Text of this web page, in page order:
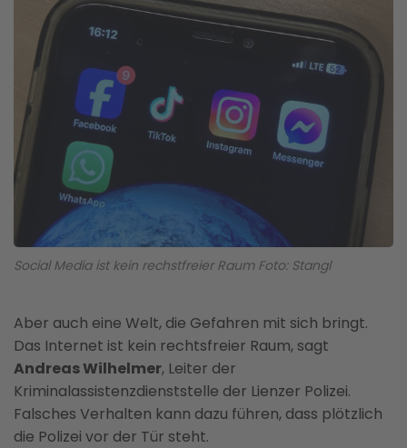
Social Media ist kein rechstfreier Raum Foto: Stangl
Aber auch eine Welt, die Gefahren mit sich bringt.
Das Internet ist kein rechtsfreier Raum, sagt
Andreas Wilhelmer, Leiter der
Kriminalassistenzdienststelle der Lienzer Polizei.
Falsches Verhalten kann dazu führen, dass plötzlich
die Polizei vor der Tür steht.